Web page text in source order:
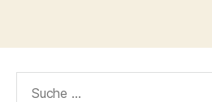
nach: